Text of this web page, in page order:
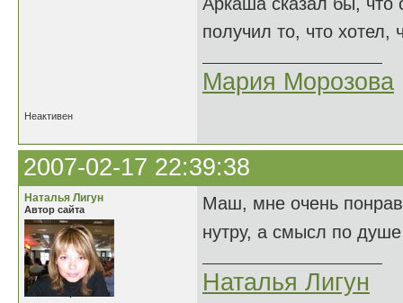
получил то, что
Мария Морозова
Неактивен
2007-02-17 22:39:38
Наталья Лигун
Автор сайта
Маш, мне очень
нутру, а смысл по
Наталья Лигун